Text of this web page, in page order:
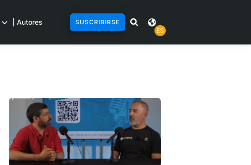
| Autores
SUSCRIBIRSE
ES